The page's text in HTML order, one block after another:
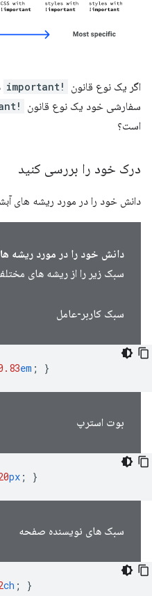
اگر یک نوع قانون !important
سفارشی خود یک نوع قانون
!important
است؟
درک خود را بررسی کنید
دانش خود را در مورد ریشه های
دانش خود را در مورد ریشه
سبک زیر را از ریشه های
سبک کاربر-عامل
em ; }
بوت استرپ
px ; }
سبک های نویسنده صفحه
ch ; }